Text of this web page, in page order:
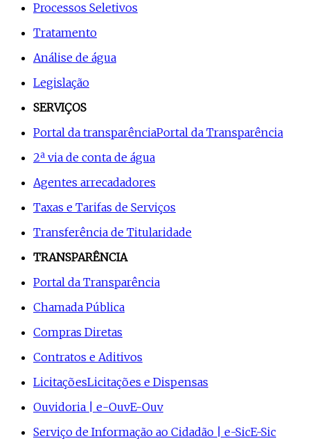
Processos Seletivos
Tratamento
Análise de água
Legislação
SERVIÇOS
Portal da transparênciaPortal da Transparência
2ª via de conta de água
Agentes arrecadadores
Taxas e Tarifas de Serviços
Transferência de Titularidade
TRANSPARÊNCIA
Portal da Transparência
Chamada Pública
Compras Diretas
Contratos e Aditivos
LicitaçõesLicitações e Dispensas
Ouvidoria | e-OuvE-Ouv
Serviço de Informação ao Cidadão | e-SicE-Sic